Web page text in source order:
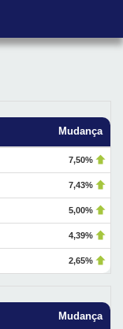
Mudança
7,50%
7,43%
5,00%
4,39%
2,65%
Mudança